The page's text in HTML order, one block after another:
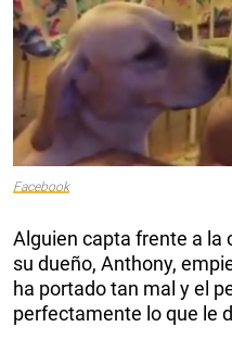
Facebook
Alguien capta frente a la
su dueño, Anthony,
ha portado tan mal y el
perfectamente lo que le